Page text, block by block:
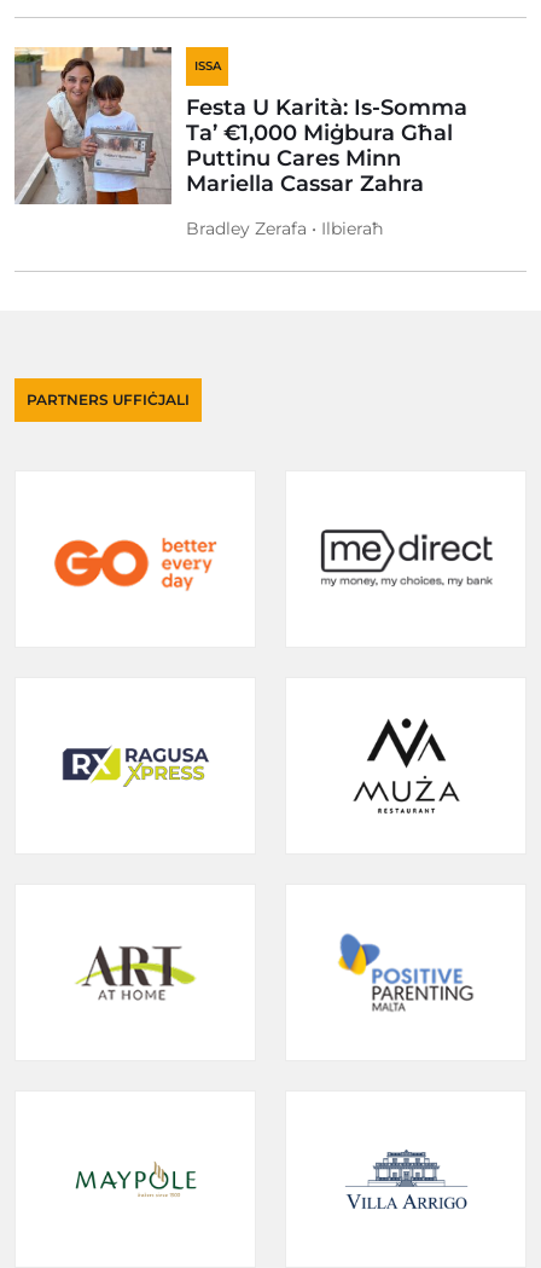
ISSA
Festa U Karità: Is-Somma
Ta’ €1,000 Miġbura Għal
Puttinu Cares Minn
Mariella Cassar Zahra
Bradley Zerafa • Ilbieraħ
PARTNERS UFFIĊJALI